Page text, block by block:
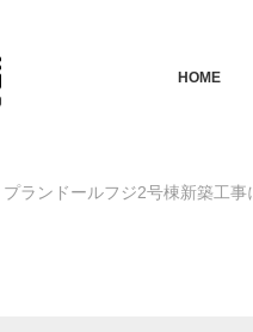
HOME
プランドールフジ2号棟新築工